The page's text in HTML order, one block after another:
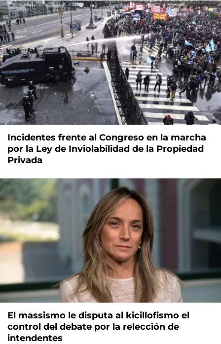
Incidentes frente al Congreso en la marcha
por la Ley de Inviolabilidad de la Propiedad
Privada
El massismo le disputa al kicillofismo el
control del debate por la relección de
intendentes